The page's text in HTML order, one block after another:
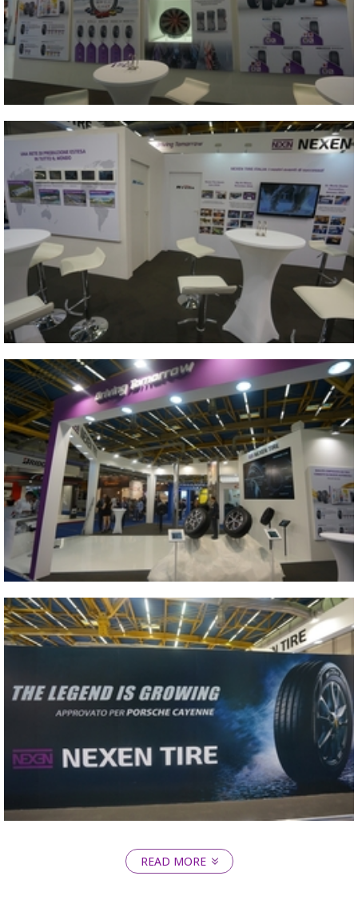
2017 ITALY AUTOPROMOTEC
2017 ITALY AUTOPROMOTEC
Close
2017 ITALY AUTOPROMOTEC
Close
2017 ITALY AUTOPROMOTEC
Close
READ MORE